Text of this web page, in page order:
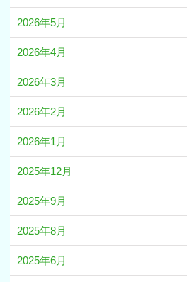
2026年5月
2026年4月
2026年3月
2026年2月
2026年1月
2025年12月
2025年9月
2025年8月
2025年6月